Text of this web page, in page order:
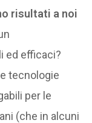
risultati a noi
ed efficaci?
tecnologie
per le
(che in alcuni